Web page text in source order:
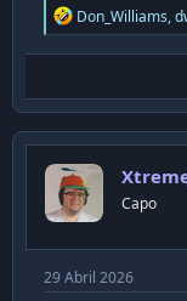
R
e
a
i
o
n
s
:
Don_Williams,
Capo
29 Abril 2026